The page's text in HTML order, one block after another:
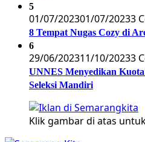
5
01/07/202301/07/20233
8 Tempat Nugas Cozy di
6
29/06/202311/10/20233
UNNES Menyedikan
Seleksi Mandiri
Klik gambar di atas